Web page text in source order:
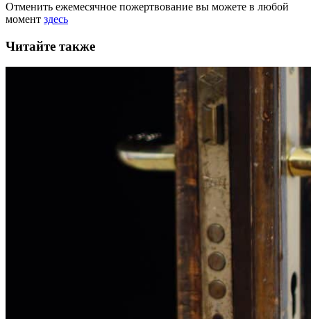
Отменить ежемесячное пожертвование вы можете в любой
момент здесь
Читайте также